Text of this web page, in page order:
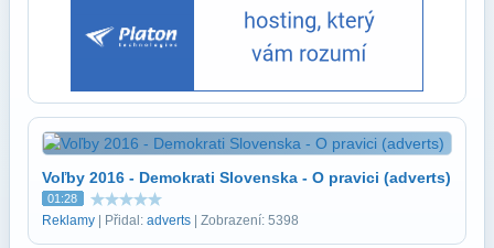
Voľby 2016 - Demokrati Slovenska - O pravici (adverts)
01:28
Reklamy | Přidal: adverts | Zobrazení: 5398